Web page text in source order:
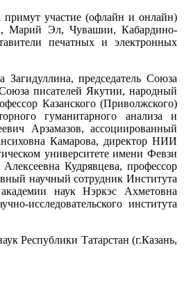
примут участие (офлайн и онлайн)
Марий Эл, Чувашии, Кабардино-
печатных и электронных
председатель Союза
писателей Якутии, народный
Казанского (Приволжского)
гуманитарного анализа и
Арзамазов, ассоциированный
Камарова, директор НИИ
университете имени Февзи
Кудрявцева, профессор
научный сотрудник Института
наук Нэркэс Ахметовна
исследовательского института
Республики Татарстан (г.Казань,